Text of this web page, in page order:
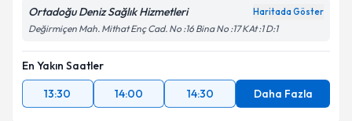
Ortadoğu Deniz Sağlık Hizmetleri Haritada Göster
Değirmiçen Mah. Mithat Enç Cad. No :16 Bina No :17 KAt :1 D:1
En Yakın Saatler
13:30
14:00 14:30 Daha Fazla